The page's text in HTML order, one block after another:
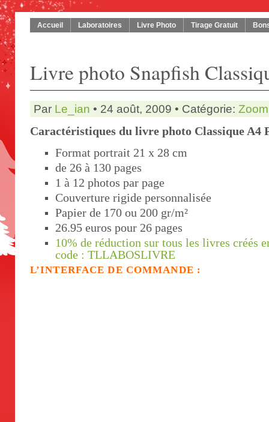
Accueil Laboratoires Livre Photo Tirage Gratuit
Livre photo Snapfish
Par Le_ian • 24 août, 2009 • Catégorie:
Caractéristiques du livre photo Classique A4
Format portrait 21 x 28 cm
de 26 à 130 pages
1 à 12 photos par page
Couverture rigide personnalisée
Papier de 170 ou 200 gr/m²
26.95 euros pour 26 pages
10% de réduction sur tous les livres créés
code : TLLABOSLIVRE
L’INTERFACE DE COMMANDE :